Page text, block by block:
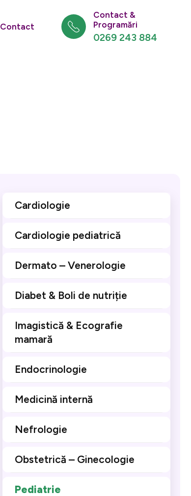
Contact
Contact &
Programări
0269 243 884
Cardiologie
Cardiologie pediatrică
Dermato – Venerologie
Diabet & Boli de nutriție
Imagistică & Ecografie
mamară
Endocrinologie
Medicină internă
Nefrologie
Obstetrică – Ginecologie
Pediatrie